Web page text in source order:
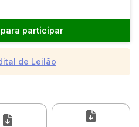
para participar
de Leilão